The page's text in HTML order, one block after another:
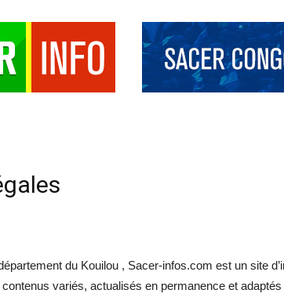
du Kouilou , Sacer-infos.com est un site
variés, actualisés en permanence et